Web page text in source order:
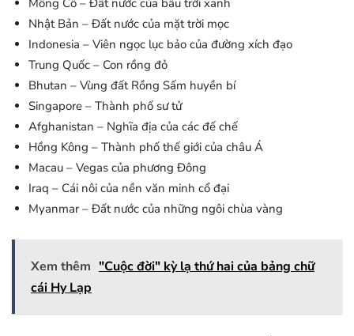
Nhật Bản – Đất nước của mặt trời mọc
Indonesia – Viên ngọc lục bảo của đường xích đạo
Trung Quốc – Con rồng đỏ
Bhutan – Vùng đất Rồng Sấm huyền bí
Singapore – Thành phố sư tử
Afghanistan – Nghĩa địa của các đế chế
Hồng Kông – Thành phố thế giới của châu Á
Macau – Vegas của phương Đông
Iraq – Cái nôi của nền văn minh cổ đại
Myanmar – Đất nước của những ngôi chùa vàng
Xem thêm "Cuộc đời" kỳ lạ thứ hai của bảng chữ
cái Hy Lạp